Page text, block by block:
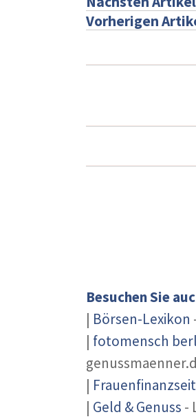
Vorherigen
Besuchen Sie
| Börsen-Lexikon
| fotomensch
|
| Geld & Genuss -